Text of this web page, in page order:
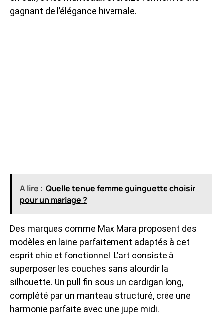
gagnant de l’élégance hivernale.
A lire : Quelle tenue femme guinguette choisir
pour un mariage ?
Des marques comme Max Mara proposent des
modèles en laine parfaitement adaptés à cet
esprit chic et fonctionnel. L’art consiste à
superposer les couches sans alourdir la
silhouette. Un pull fin sous un cardigan long,
complété par un manteau structuré, crée une
harmonie parfaite avec une jupe midi.